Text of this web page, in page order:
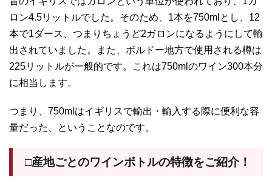
ロン4.5リットルでした。そのため、1本を750mlとし、12
本で1ダース、つまりちょうど2ガロンになるようにして輸
出されていました。また、ボルドー地方で使用される樽は
225リットルが一般的です。これは750mlのワイン300本分
に相当します。
つまり、750mlはイギリスで輸出・輸入する際に便利な容
量だった、ということなのです。
□産地ごとのワインボトルの特徴をご紹介！